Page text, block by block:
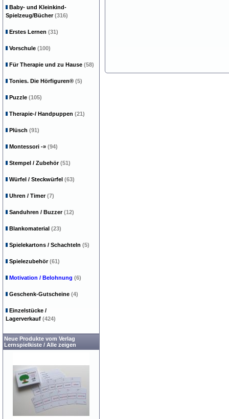
Baby- und Kleinkind-
Spielzeug/Bücher(316)
Erstes Lernen (31)
Vorschule (100)
Für Therapie und zu Hause (58)
Tonies. Die Hörfiguren® (5)
Puzzle (105)
Therapie-/ Handpuppen (21)
Plüsch (91)
Montessori -» (94)
Stempel / Zubehör(51)
Würfel / Steckwürfel (63)
Uhren / Timer(7)
Sanduhren / Buzzer(12)
Blankomaterial (23)
Spielekartons / Schachteln (5)
Spielezubehör(61)
Motivation / Belohnung (6)
Geschenk-Gutscheine (4)
Einzelstücke /
Lagerverkauf (424)
Neue Produkte vom Verlag
Lernspielkiste / Alle zeigen